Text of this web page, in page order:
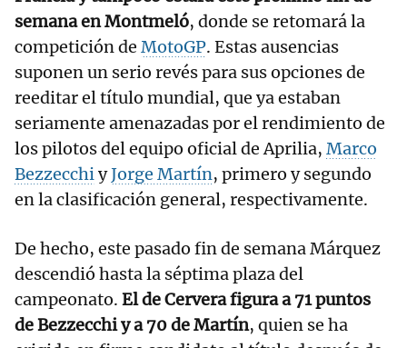
semana en Montmeló, donde se retomará la
competición de MotoGP. Estas ausencias
suponen un serio revés para sus opciones de
reeditar el título mundial, que ya estaban
seriamente amenazadas por el rendimiento de
los pilotos del equipo oficial de Aprilia, Marco
BezzecchiyJorge Martín, primero y segundo
en la clasificación general, respectivamente.
De hecho, este pasado fin de semana Márquez
descendió hasta la séptima plaza del
campeonato. El de Cervera figura a 71 puntos
de Bezzecchi y a 70 de Martín, quien se ha